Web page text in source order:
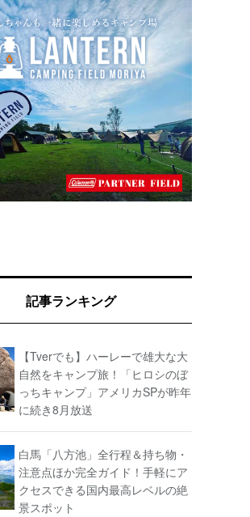
記事ランキング
【Tverでも】ハーレーで雄大な大
自然をキャンプ旅！「ヒロシのぼ
っちキャンプ」アメリカSPが昨年
に続き8月放送
白馬「八方池」全行程＆持ち物・
注意点ほか完全ガイド！手軽にア
クセスできる国内最高レベルの絶
景スポット